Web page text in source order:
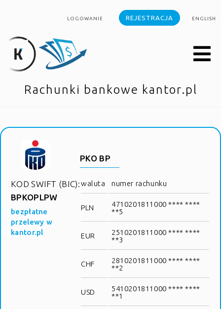
LOGOWANIE REJESTRACJA ENGLISH
Rachunki bankowe kantor.pl
KOD SWIFT (BIC):
BPKOPLPW
bezpłatne
przelewy w
kantor.pl
PKO BP
waluta numer rachunku
PLN
4710201811000 **** ****
**5
EUR
2510201811000 **** ****
**3
CHF
2810201811000 **** ****
**2
USD
5410201811000 **** ****
**1